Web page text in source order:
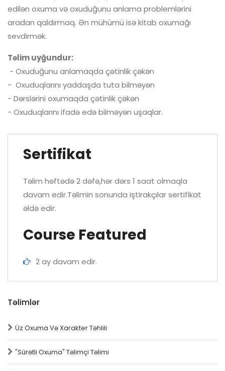
edilən oxuma və oxuduğunu anlama problemlərini
aradan qaldırmaq. Ən mühümü isə kitab oxumağı
sevdirmək.
Təlim uyğundur:
- Oxuduğunu anlamaqda çətinlik çəkən
- Oxuduqlarını yaddaşda tuta bilməyən
- Dərslərini oxumaqda çətinlik çəkən
- Oxuduqlarını ifadə edə bilməyən uşaqlar.
Sertifikat
Təlim həftədə 2 dəfə,hər dərs 1 saat olmaqla
davam edir.Təlimin sonunda iştirakçılar sertifikat
əldə edir.
Course Featured
2 ay davam edir.
Təlimlər
Üz Oxuma Və Xarakter Təhlili
"Sürətli Oxuma" Təlimçi Təlimi